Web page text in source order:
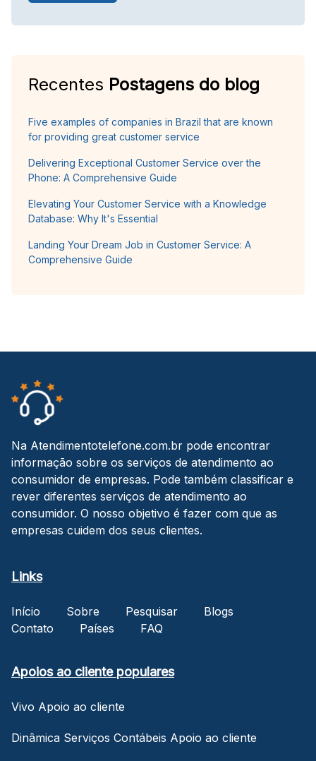
Recentes Postagens do blog
Five examples of companies in Brazil that are known
for providing great customer service
Delivering Exceptional Customer Service over the
Phone: A Comprehensive Guide
Elevating Your Customer Service with a Knowledge
Database: Why It's Essential
Landing Your Dream Job in Customer Service: A
Comprehensive Guide
Na Atendimentotelefone.com.br pode encontrar
informação sobre os serviços de atendimento ao
consumidor de empresas. Pode também classificar e
rever diferentes serviços de atendimento ao
consumidor. O nosso objetivo é fazer com que as
empresas cuidem dos seus clientes.
Links
Início Sobre Pesquisar
Blogs
Contato
Países FAQ
Apoios ao cliente populares
Vivo Apoio ao cliente
Dinâmica Serviços Contábeis Apoio ao cliente